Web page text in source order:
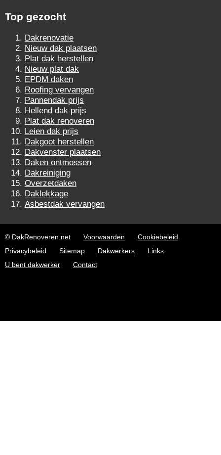
Top gezocht
Dakrenovatie
Nieuw dak plaatsen
Plat dak herstellen
Nieuw plat dak
EPDM daken
Roofing vervangen
Pannendak prijs
Hellend dak prijs
Plat dak renoveren
Leien dak prijs
Dakgoot herstellen
Dakvenster plaatsen
Daken ontmossen
Dakreiniging
Overzetdaken
Daklekkage
Asbestdak vervangen
© DakRenoveren.net Voorwaarden
Cookiebeleid
Privacybeleid
Sitemap Dakwerkers
Links
U bent dakwerker
Contact